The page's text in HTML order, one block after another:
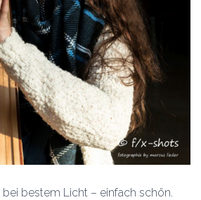
bestem Licht – einfach schön.